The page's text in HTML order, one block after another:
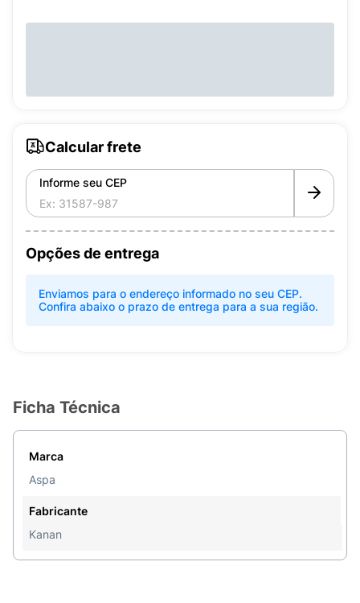
Calcular frete
Informe seu CEP
Opções de entrega
Enviamos para o endereço informado no seu CEP.
Confira abaixo o prazo de entrega para a sua região.
Ficha Técnica
Marca
Aspa
Fabricante
Kanan